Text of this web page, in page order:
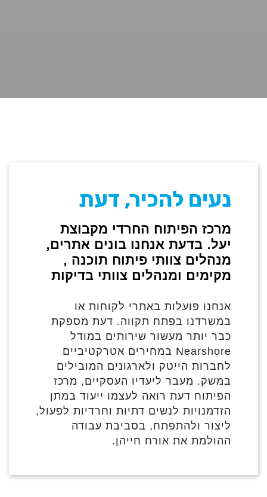
נעים להכיר, דעת
מרכז הפיתוח החרדי מקבוצת
יעל. בדעת אנחנו בונים אתרים,
מנהלים צוותי פיתוח תוכנה ,
מקימים ומנהלים צוותי בדיקות
אנחנו פועלות באתרי לקוחות או
במשרדנו בפתח תקווה. דעת מספקת
כבר יותר מעשור שירותים במודל
Nearshore במחירים אטרקטיביים
לחברות הייטק ולארגונים המובילים
במשק. מעבר ליעדיו העסקיים, מרכז
הפיתוח דעת רואה לעצמו ייעוד במתן
הזדמנויות לנשים דתיות וחרדיות לפעול,
ליצור ולהתפתח, בסביבת עבודה
ההולמת את אורח חייהן.